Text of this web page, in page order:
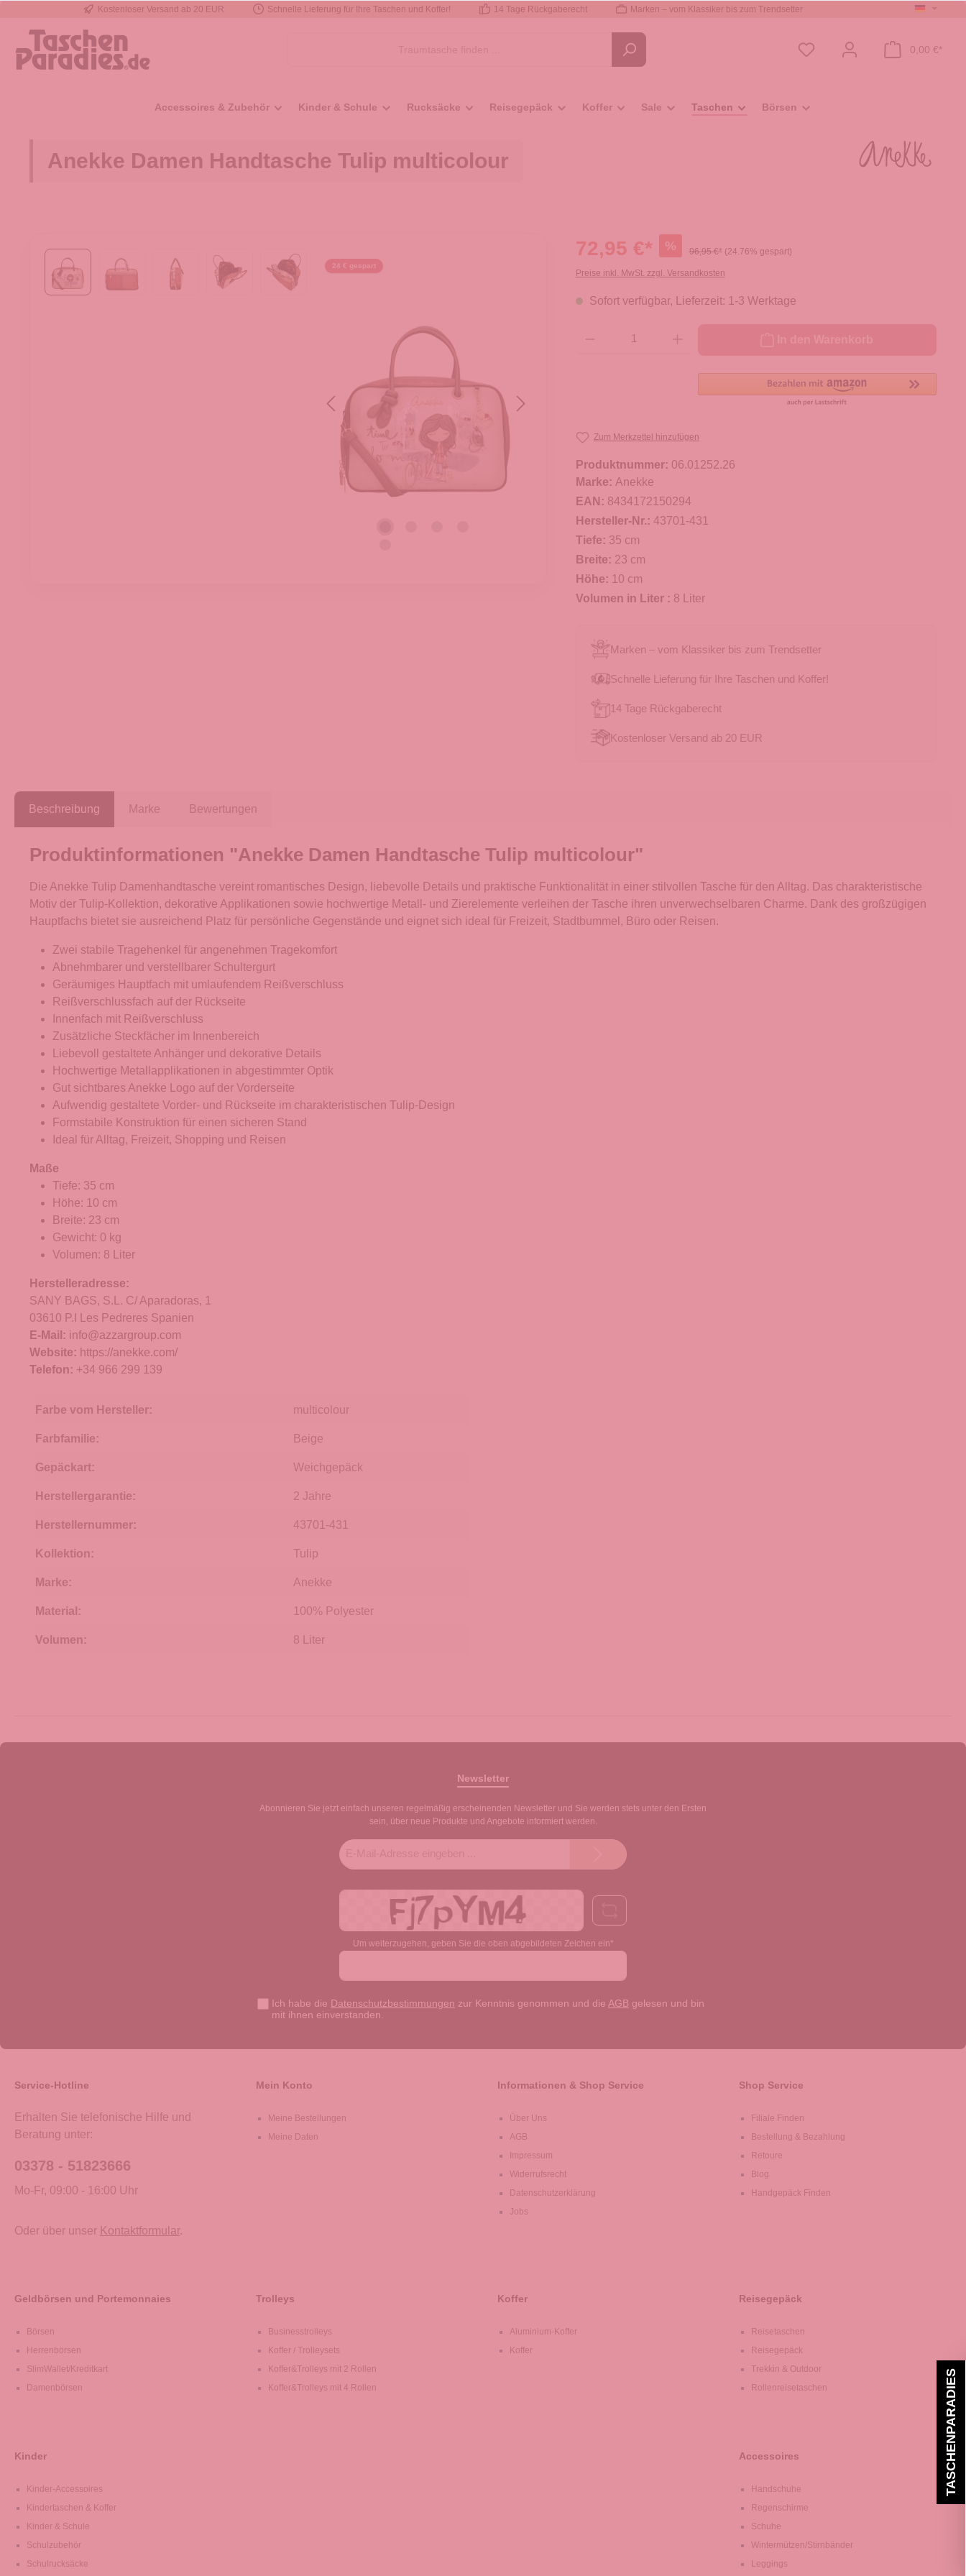
Zur Hauptnavigation springen
Kostenloser Versand ab 20 EUR Schnelle Lieferung für Ihre Taschen und Koffer! 14 Tage Rückgaberecht Marken – vom Klassiker bis zum Trendsetter
0,00 €*
Accessoires & Zubehör Kinder & Schule Rucksäcke Reisegepäck Koffer Sale Taschen Börsen
Anekke Damen Handtasche Tulip multicolour
24 € gespart
72,95 €* % 96,95 €* (24.76% gespart)
Preise inkl. MwSt. zzgl. Versandkosten
Sofort verfügbar, Lieferzeit: 1-3 Werktage
Zum Merkzettel hinzufügen
Produktnummer: 06.01252.26
Marke: Anekke
EAN: 8434172150294
Hersteller-Nr.: 43701-431
Tiefe: 35 cm
Breite: 23 cm
Höhe: 10 cm
Volumen in Liter : 8 Liter
Marken – vom Klassiker bis zum Trendsetter
Schnelle Lieferung für Ihre Taschen und Koffer!
14 Tage Rückgaberecht
Kostenloser Versand ab 20 EUR
Beschreibung Marke Bewertungen
Produktinformationen "Anekke Damen Handtasche Tulip multicolour"
Die Anekke Tulip Damenhandtasche vereint romantisches Design, liebevolle Details und praktische Funktionalität in einer stilvollen Tasche für den Alltag. Das charakteristische
Motiv der Tulip-Kollektion, dekorative Applikationen sowie hochwertige Metall- und Zierelemente verleihen der Tasche ihren unverwechselbaren Charme. Dank des großzügigen
Hauptfachs bietet sie ausreichend Platz für persönliche Gegenstände und eignet sich ideal für Freizeit, Stadtbummel, Büro oder Reisen.
Zwei stabile Tragehenkel für angenehmen Tragekomfort
Abnehmbarer und verstellbarer Schultergurt
Geräumiges Hauptfach mit umlaufendem Reißverschluss
Reißverschlussfach auf der Rückseite
Innenfach mit Reißverschluss
Zusätzliche Steckfächer im Innenbereich
Liebevoll gestaltete Anhänger und dekorative Details
Hochwertige Metallapplikationen in abgestimmter Optik
Gut sichtbares Anekke Logo auf der Vorderseite
Aufwendig gestaltete Vorder- und Rückseite im charakteristischen Tulip-Design
Formstabile Konstruktion für einen sicheren Stand
Ideal für Alltag, Freizeit, Shopping und Reisen
Maße
Tiefe: 35 cm
Höhe: 10 cm
Breite: 23 cm
Gewicht: 0 kg
Volumen: 8 Liter
Herstelleradresse:
SANY BAGS, S.L. C/ Aparadoras, 1
03610 P.I Les Pedreres Spanien
E-Mail: info@azzargroup.com
Website: https://anekke.com/
Telefon: +34 966 299 139
Farbe vom Hersteller: multicolour
Farbfamilie: Beige
Gepäckart: Weichgepäck
Herstellergarantie: 2 Jahre
Herstellernummer: 43701-431
Kollektion: Tulip
Marke: Anekke
Material: 100% Polyester
Volumen: 8 Liter
Newsletter
Abonnieren Sie jetzt einfach unseren regelmäßig erscheinenden Newsletter und Sie werden stets unter den Ersten
sein, über neue Produkte und Angebote informiert werden.
Adresse*
Um weiterzugehen, geben Sie die oben abgebildeten Zeichen ein*
Ich habe die Datenschutzbestimmungen zur Kenntnis genommen und die AGB gelesen und bin
mit ihnen einverstanden.
Service-Hotline
Erhalten Sie telefonische Hilfe und
Beratung unter:
03378 - 51823666
Mo-Fr, 09:00 - 16:00 Uhr
Oder über unser Kontaktformular.
Mein Konto
Meine Bestellungen
Meine Daten
Informationen & Shop Service
Über Uns
AGB
Impressum
Widerrufsrecht
Datenschutzerklärung
Jobs
Shop Service
Filiale Finden
Bestellung & Bezahlung
Retoure
Blog
Handgepäck Finden
Geldbörsen und Portemonnaies
Börsen
Herrenbörsen
SlimWallet/Kreditkart
Damenbörsen
Trolleys
Businesstrolleys
Koffer / Trolleysets
Koffer&Trolleys mit 2 Rollen
Koffer&Trolleys mit 4 Rollen
Koffer
Aluminium-Koffer
Koffer
Reisegepäck
Reisetaschen
Reisegepäck
Trekkin & Outdoor
Rollenreisetaschen
Kinder
Kinder-Accessoires
Kindertaschen & Koffer
Kinder & Schule
Schulzubehör
Schulrucksäcke
Accessoires
Handschuhe
Regenschirme
Schuhe
Wintermützen/Stirnbänder
Leggings
TASCHENPARADIES